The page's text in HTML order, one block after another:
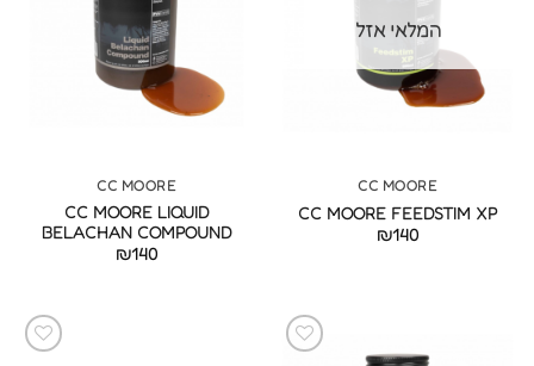
המלאי אזל
CC MOORE
CC MOORE FEEDSTIM XP
₪140
CC MOORE
CC MOORE LIQUID
BELACHAN COMPOUND
₪140